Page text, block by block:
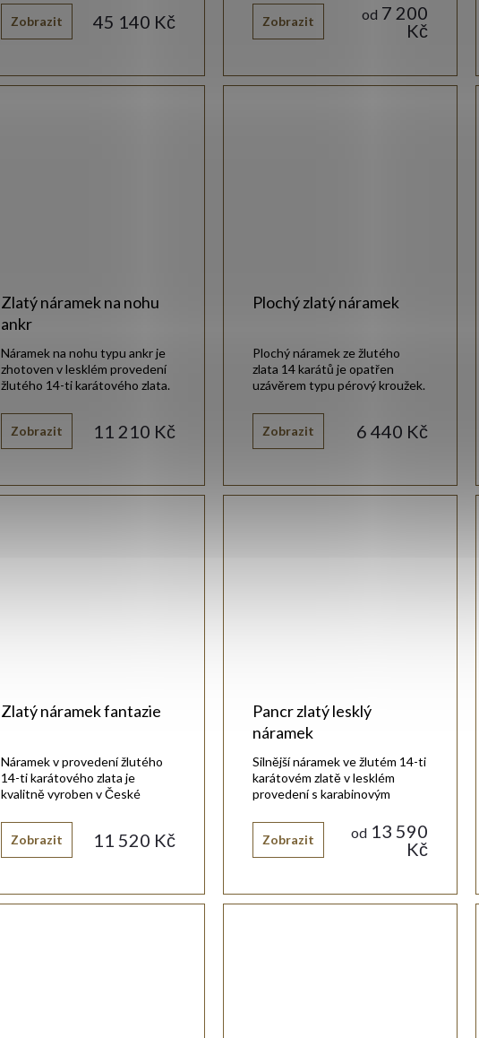
45 140 Kč
Zobrazit od 7 200
Kč
Zobrazit
Zlatý náramek na nohu
ankr
11 210 Kč
Zobrazit
Náramek na nohu typu ankr je
zhotoven v lesklém provedení
žlutého 14-ti karátového zlata.
Plochý zlatý náramek
6 440 Kč
Zobrazit
Plochý náramek ze žlutého
zlata 14 karátů je opatřen
uzávěrem typu pérový kroužek.
Zlatý náramek fantazie
11 520 Kč
Zobrazit
Náramek v provedení žlutého
14-ti karátového zlata je
kvalitně vyroben v České
Pancr zlatý lesklý
náramek
od13 590
Kč
Zobrazit
Silnější náramek ve žlutém 14-ti
karátovém zlatě v lesklém
provedení s karabinovým